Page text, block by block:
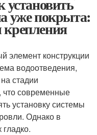
установить
уже покрыта:
элемент конструкции
водоотведения,
стадии
что современные
установку системы
Однако в
гладко.